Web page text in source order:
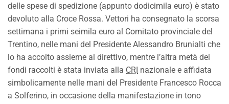
delle spese di spedizione (appunto dodicimila euro) è stato
devoluto alla Croce Rossa. Vettori ha consegnato la scorsa
settimana i primi seimila euro al Comitato provinciale del
Trentino, nelle mani del Presidente Alessandro Brunialti che
lo ha accolto assieme al direttivo, mentre l’altra metà dei
fondi raccolti è stata inviata alla CRI nazionale e affidata
simbolicamente nelle mani del Presidente Francesco Rocca
a Solferino, in occasione della manifestazione in tono